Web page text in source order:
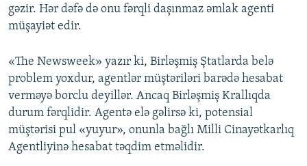
gəzir. Hər dəfə də onu fərqli daşınmaz əmlak agenti
müşayiət edir.
«The Newsweek» yazır ki, Birləşmiş Ştatlarda belə
problem yoxdur, agentlər müştəriləri barədə hesabat
verməyə borclu deyillər. Ancaq Birləşmiş Krallıqda
durum fərqlidir. Agentə elə gəlirsə ki, potensial
müştərisi pul «yuyur», onunla bağlı Milli Cinayətkarlıq
Agentliyinə hesabat təqdim etməlidir.